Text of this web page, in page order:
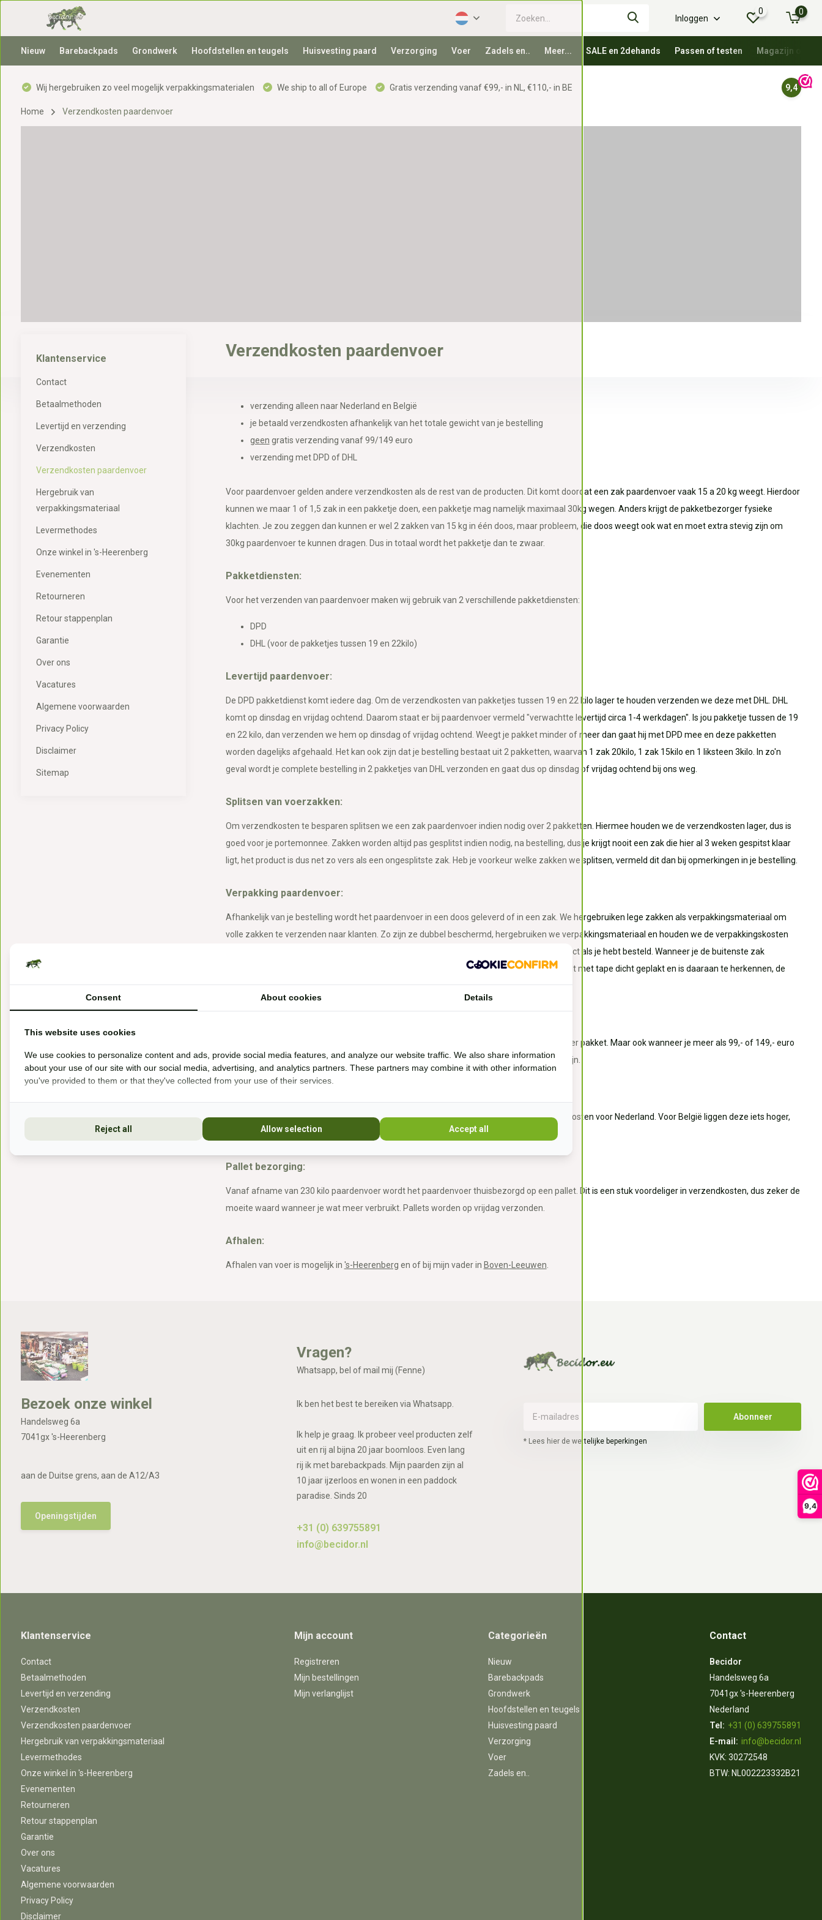
9,4
Inloggen
0 0
Nieuw Barebackpads Grondwerk Hoofdstellen en teugels Huisvesting paard Verzorging Voer Zadels en.. Meer... SALE en 2dehands Passen of testen Magazijn
Wij hergebruiken zo veel mogelijk verpakkingsmaterialen We ship to all of Europe Gratis verzending vanaf €99,- in NL, €110,- in BE 9,4
Home Verzendkosten paardenvoer
Klantenservice
Contact
Betaalmethoden
Levertijd en verzending
Verzendkosten
Verzendkosten paardenvoer
Hergebruik van
verpakkingsmateriaal
Levermethodes
Onze winkel in 's-Heerenberg
Evenementen
Retourneren
Retour stappenplan
Garantie
Over ons
Vacatures
Algemene voorwaarden
Privacy Policy
Disclaimer
Sitemap
Verzendkosten paardenvoer
verzending alleen naar Nederland en België
je betaald verzendkosten afhankelijk van het totale gewicht van je bestelling
geen gratis verzending vanaf 99/149 euro
verzending met DPD of DHL
Voor paardenvoer gelden andere verzendkosten als de rest van de producten. Dit komt doordat een zak paardenvoer vaak 15 a 20 kg weegt. Hierdoor
kunnen we maar 1 of 1,5 zak in een pakketje doen, een pakketje mag namelijk maximaal 30kg wegen. Anders krijgt de pakketbezorger fysieke
klachten. Je zou zeggen dan kunnen er wel 2 zakken van 15 kg in één doos, maar probleem, die doos weegt ook wat en moet extra stevig zijn om
30kg paardenvoer te kunnen dragen. Dus in totaal wordt het pakketje dan te zwaar.
Pakketdiensten:
Voor het verzenden van paardenvoer maken wij gebruik van 2 verschillende pakketdiensten:
DPD
DHL (voor de pakketjes tussen 19 en 22kilo)
Levertijd paardenvoer:
De DPD pakketdienst komt iedere dag. Om de verzendkosten van pakketjes tussen 19 en 22 kilo lager te houden verzenden we deze met DHL. DHL
komt op dinsdag en vrijdag ochtend. Daarom staat er bij paardenvoer vermeld "verwachtte levertijd circa 1-4 werkdagen". Is jou pakketje tussen de 19
en 22 kilo, dan verzenden we hem op dinsdag of vrijdag ochtend. Weegt je pakket minder of meer dan gaat hij met DPD mee en deze pakketten
worden dagelijks afgehaald. Het kan ook zijn dat je bestelling bestaat uit 2 pakketten, waarvan 1 zak 20kilo, 1 zak 15kilo en 1 liksteen 3kilo. In zo'n
geval wordt je complete bestelling in 2 pakketjes van DHL verzonden en gaat dus op dinsdag of vrijdag ochtend bij ons weg.
Splitsen van voerzakken:
Om verzendkosten te besparen splitsen we een zak paardenvoer indien nodig over 2 pakketten. Hiermee houden we de verzendkosten lager, dus is
goed voor je portemonnee. Zakken worden altijd pas gesplitst indien nodig, na bestelling, dus je krijgt nooit een zak die hier al 3 weken gespitst klaar
ligt, het product is dus net zo vers als een ongesplitste zak. Heb je voorkeur welke zakken we splitsen, vermeld dit dan bij opmerkingen in je bestelling.
Verpakking paardenvoer:
Afhankelijk van je bestelling wordt het paardenvoer in een doos geleverd of in een zak. We hergebruiken lege zakken als verpakkingsmateriaal om
volle zakken te verzenden naar klanten. Zo zijn ze dubbel beschermd, hergebruiken we verpakkingsmateriaal en houden we de verpakkingskosten
laag. Let op op deze verpakkingszakken, dus de buitenste zak, staat vaak een ander product als je hebt besteld. Wanneer je de buitenste zak
verwijdert tref je daaronder de zak met het bestelde product aan. De verpakkingszak wordt met tape dicht geplakt en is daaraan te herkennen, de
nieuwe zak is tape vrij van tape.
De verzendkosten van paardenvoer zijn dus meer dan bij andere bestellingen, je betaald per pakket. Maar ook wanneer je meer als 99,- of 149,- euro
aan paardenvoer bestelt betaal je verzendkosten! Dit omdat er dan vele pakketjes nodig zijn.
Bij ieder paardenvoer artikel staat bij "specificaties" een actueel overzicht van de verzendkosten voor Nederland. Voor België liggen deze iets hoger,
deze worden weergegeven in het bestelproces.
Pallet bezorging:
Vanaf afname van 230 kilo paardenvoer wordt het paardenvoer thuisbezorgd op een pallet. Dit is een stuk voordeliger in verzendkosten, dus zeker de
moeite waard wanneer je wat meer verbruikt. Pallets worden op vrijdag verzonden.
Afhalen:
Afhalen van voer is mogelijk in 's-Heerenberg en of bij mijn vader in Boven-Leeuwen
Bezoek onze winkel
Handelsweg 6a
7041gx 's-Heerenberg
aan de Duitse grens, aan de A12/A3
Openingstijden
Vragen?
Whatsapp, bel of mail mij (Fenne)
Ik ben het best te bereiken via Whatsapp.
Ik help je graag. Ik probeer veel producten zelf
uit en rij al bijna 20 jaar boomloos. Even lang
rij ik met barebackpads. Mijn paarden zijn al
10 jaar ijzerloos en wonen in een paddock
paradise. Sinds 20
+31 (0) 639755891
info@becidor.nl
Abonneer
* Lees hier de wettelijke beperkingen
Klantenservice
Contact
Betaalmethoden
Levertijd en verzending
Verzendkosten
Verzendkosten paardenvoer
Hergebruik van verpakkingsmateriaal
Levermethodes
Onze winkel in 's-Heerenberg
Evenementen
Retourneren
Retour stappenplan
Garantie
Over ons
Vacatures
Algemene voorwaarden
Privacy Policy
Disclaimer
Mijn account
Registreren
Mijn bestellingen
Mijn verlanglijst
Categorieën
Nieuw
Barebackpads
Grondwerk
Hoofdstellen en teugels
Huisvesting paard
Verzorging
Voer
Zadels en..
Contact
Becidor
Handelsweg 6a
7041gx 's-Heerenberg
Nederland
Tel: +31 (0) 639755891
E-mail: info@becidor.nl
KVK: 30272548
BTW: NL002223332B21
Consent About cookies Details
This website uses cookies
We use cookies to personalize content and ads, provide social media features, and analyze our website traffic. We also share information
about your use of our site with our social media, advertising, and analytics partners. These partners may combine it with other information
you've provided to them or that they've collected from your use of their services.
Reject all Allow selection Accept all